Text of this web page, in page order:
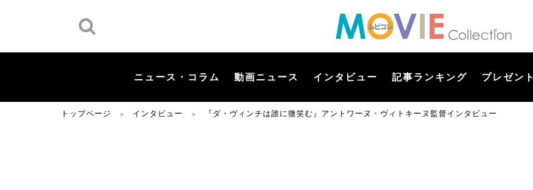
ニュース・コラム 動画ニュース インタビュー 記事ランキング プレゼント
トップページ ＞ インタビュー ＞ 『ダ・ヴィンチは誰に微笑む』アントワーヌ・ヴィトキーヌ監督インタビュー